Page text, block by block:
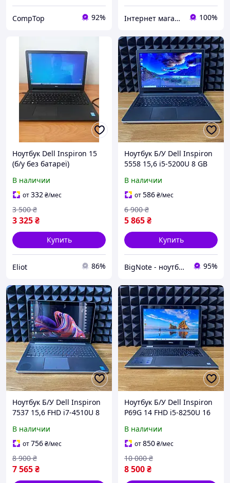
CompTop 92% Інтернет магазин 24time 100%
Ноутбук Dell Inspiron 15
(б/у без батареї)
В наличии
от332₴/мес
3 325₴
3 500 ₴
Купить
Eliot 86%
Ноутбук Б/У Dell Inspiron
5558 15,6 i5-5200U 8 GB
SSD 128 GB
В наличии
от586₴/мес
5 865₴
6 900 ₴
Купить
BigNote - ноутбуки для каждого 95%
Ноутбук Б/У Dell Inspiron
7537 15,6 FHD i7-4510U 8
SSD 128 GB
В наличии
от756₴/мес
7 565₴
8 900 ₴
Ноутбук Б/У Dell Inspiron
P69G 14 FHD i5-8250U 16
SSD 256 GB
В наличии
от850₴/мес
8 500₴
10 000 ₴